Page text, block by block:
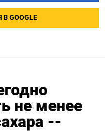
GOOGLE
не менее
--